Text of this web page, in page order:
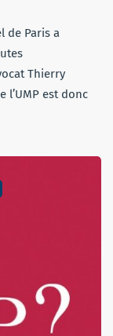
de Paris a
Thierry
l’UMP est donc